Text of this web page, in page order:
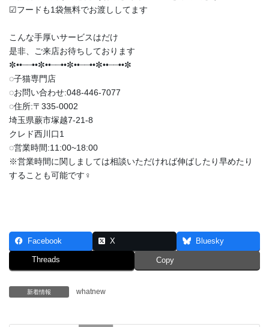
︎︎︎︎☑︎フードも1袋無料でお渡ししてます
こんな手厚いサービスはだけ
是非、ご来店お待ちしております
✼••┈┈••✼••┈┈••✼••┈┈••✼••┈┈••✼
◌子猫専門店
◌お問い合わせ:048-446-7077
◌住所:〒335-0002
埼玉県蕨市塚越7-21-8
クレド西川口1
◌営業時間:11:00~18:00
※営業時間に関しましては相談いただければ伸ばしたり早めたり
することも可能です‍♀️
Facebook X Bluesky
Threads Copy
新着情報 whatnew